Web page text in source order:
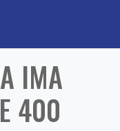
IMA
400